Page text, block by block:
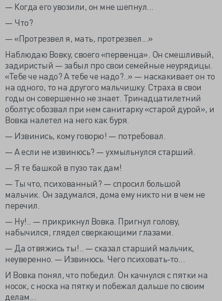
— Когда его увозили, он мне шепнул...
— Что?
— «Протрезвел я, мать, протрезвел...»
Наблюдаю Вовку, своего «первенца». Он смешливый,
задиристый — забыл про свои семейные неурядицы.
«Тебе че надо? А тебе че надо?..» — наскакивает он то
на одного, то на другого мальчишку. Страха в свои
годы он совершенно не знает. Тринадцатилетний
оболтус обозвал при нем санитарку «старой дурой», и
Вовка налетел на него как буря.
— Извинись, кому говорю! — потребовал.
— А если не извинюсь? — ухмыльнулся старший.
— Я те башкой в пузо так дам!
— Ты что, психованный? — спросил большой
мальчик. Он задумался, дома ему никто ни в чем не
перечил.
— Ну!.. — прикрикнул Вовка. Пригнул голову,
набычился, глядел сверкающими глазами.
— Да отвяжись ты!.. — сказал старший мальчик,
неуверенно. — Извинюсь. Чего психовать-то...
И Вовка понял, что победил. Он качнулся с пятки на
носок, с носка на пятку и побежал дальше по своим
делам...